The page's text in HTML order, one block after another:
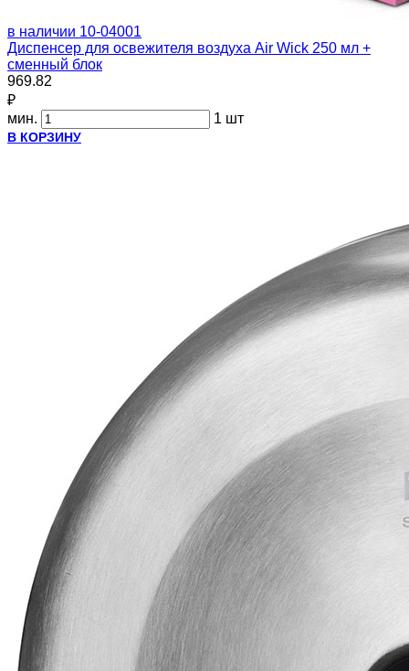
в наличии 10-04001
Диспенсер для освежителя воздуха Air Wick 250 мл +
сменный блок
969.82
₽
мин.
1 шт
В КОРЗИНУ